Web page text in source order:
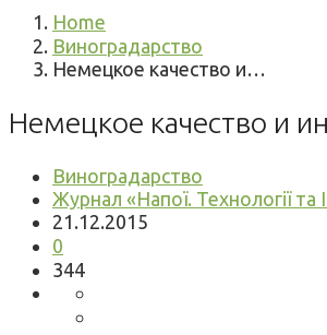
Home
Виноградарство
Немецкое качество и…
Немецкое качество и
Виноградарство
Журнал «Напої. Технології та
21.12.2015
0
344